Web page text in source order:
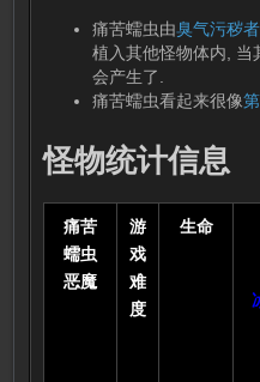
痛苦蠕虫由臭气污秽者
植入其他怪物体内, 当
会产生了.
痛苦蠕虫看起来很像
怪物统计信息
痛苦
蠕虫
恶魔
游
戏
难
度
生命